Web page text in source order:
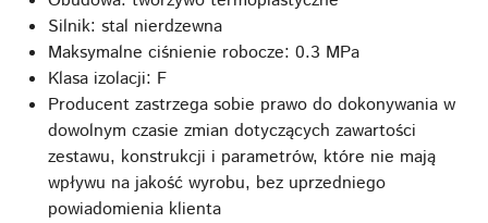
Silnik: stal nierdzewna
Maksymalne ciśnienie robocze: 0.3 MPa
Klasa izolacji: F
Producent zastrzega sobie prawo do dokonywania w
dowolnym czasie zmian dotyczących zawartości
zestawu, konstrukcji i parametrów, które nie mają
wpływu na jakość wyrobu, bez uprzedniego
powiadomienia klienta